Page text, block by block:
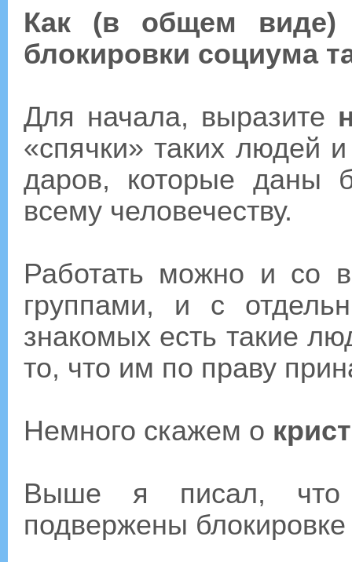
Как (в общем виде)
блокировки социума
Для начала, выразите
«спячки» таких людей
даров, которые даны
всему человечеству.
Работать можно и со
группами, и с
знакомых есть такие
то, что им по праву
Немного скажем о
Выше я писал, что
подвержены